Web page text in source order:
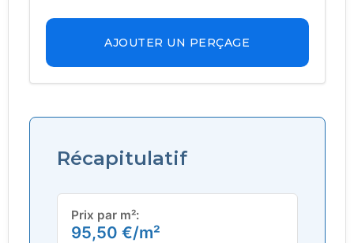
AJOUTER UN PERÇAGE
Récapitulatif
Prix par m²:
95,50 €/m²